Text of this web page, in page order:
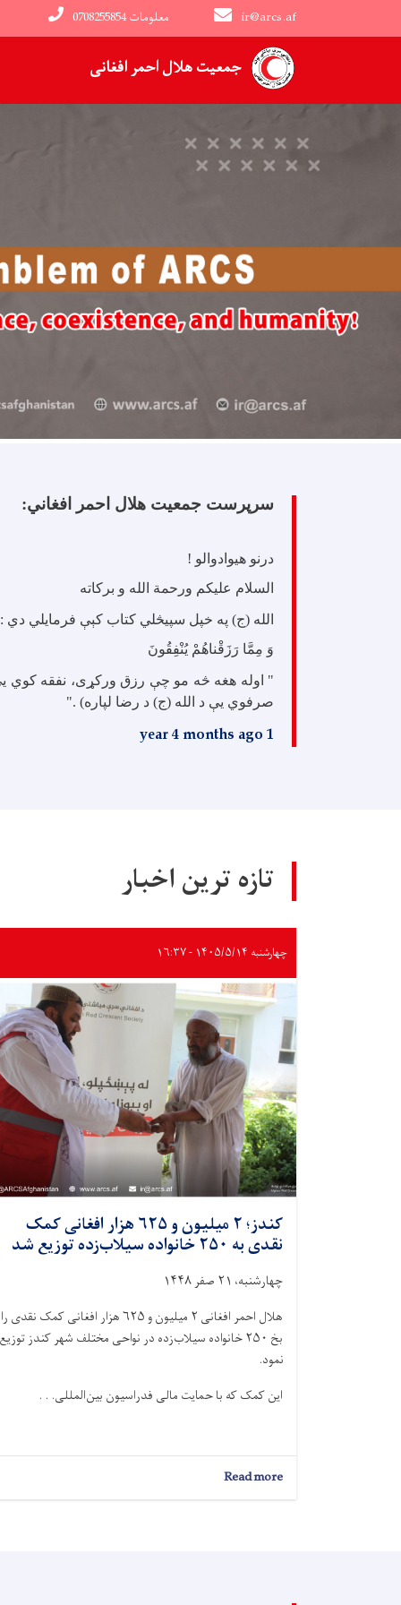
جمعیت هلال احمر افغانی
ir@arcs.af 0708255854 معلومات
Main navigation
سرپرست جمعیت هلال احمر افغاني:
درنو هیوادوالو !
السلام علیکم ورحمة الله و برکاته
الله (ج) په خپل سپيڅلي کتاب کېې فرمایلي دي :
وَ مِمَّا رَزَقْناهُمْ يُنْفِقُونَ
" اوله هغه څه مو چې رزق ورکړی، نفقه کوي
صرفوي یې د الله (ج) د رضا لپاره) ."
1 year 4 months ago
تازه ترین اخبار
چهارشنبه ۱۴۰۵/۵/۱۴ - ۱۶:۳۷
کندز؛ ۲ میلیون و ۶۲۵ هزار افغانی کمک
نقدی به ۲۵۰ خانواده سیلاب‌زده توزیع شد
چهارشنبه، ۲۱ صفر ۱۴۴۸
هلال احمر افغانی ۲ میلیون و ۶۲۵ هزار افغانی کمک نقدی را
بخ ۲۵۰ خانواده سیلاب‌زده در نواحی مختلف شهر کندز توزیع
نمود.
این کمک که با حمایت مالی فدراسیون بین‌المللی. . .
Read more
کندز؛